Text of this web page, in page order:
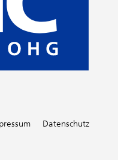
Datenschutz